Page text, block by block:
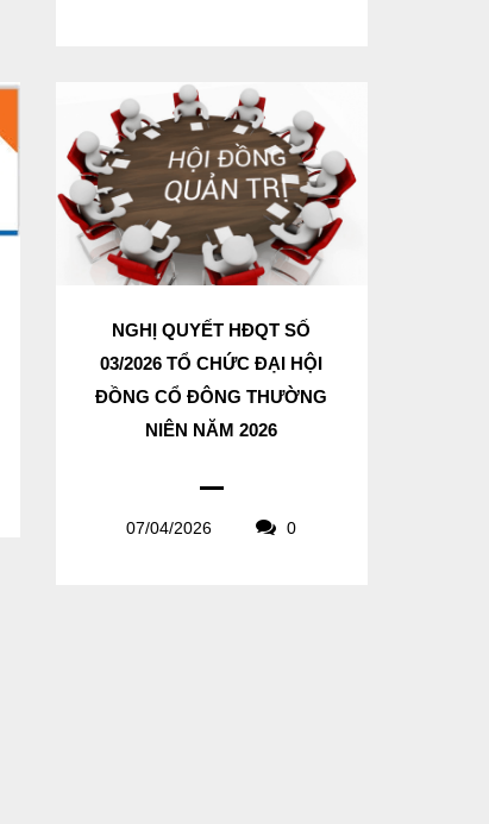
NGHỊ QUYẾT HĐQT SỐ
03/2026 TỔ CHỨC ĐẠI HỘI
ĐỒNG CỔ ĐÔNG THƯỜNG
NIÊN NĂM 2026
07/04/2026 0